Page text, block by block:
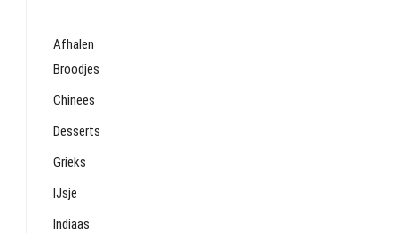
Afhalen
Broodjes
Chinees
Desserts
Grieks
IJsje
Indiaas